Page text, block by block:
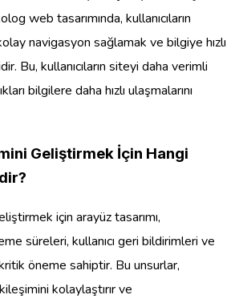
web tasarımında, kullanıcıların
navigasyon sağlamak ve bilgiye hızlı
Bu, kullanıcıların siteyi daha verimli
bilgilere daha hızlı ulaşmalarını
Geliştirmek İçin Hangi
için arayüz tasarımı,
süreleri, kullanıcı geri bildirimleri ve
öneme sahiptir. Bu unsurlar,
kolaylaştırır ve